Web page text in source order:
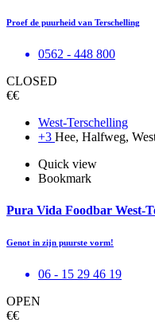
Proef de puurheid van Terschelling
0562 - 448 800
CLOSED
€€
West-Terschelling
+3 Hee, Halfweg,
Quick view
Bookmark
Pura Vida Foodbar West-
Genot in zijn puurste vorm!
06 - 15 29 46 19
OPEN
€€